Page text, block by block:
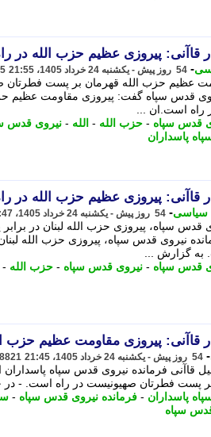
قاآنی: پیروزی عظیم حزب الله در
- 54 روز پیش - یکشنبه 24 خرداد 1405، 21:55
عظیم حزب الله قهرمان بر پست فطرتان
قدس سپاه گفت: پیروزی مقاومت عظیم
راه است.ان ...
قدس سپاه - حزب الله - الله - نیروی قدس
پاسداران
قاآنی: پیروزی عظیم حزب الله در
سیاسی- 54 روز پیش - یکشنبه 24 خرداد 1405، 21:47
قدس سپاه، پیروزی حزب الله لبنان در
نیروی قدس سپاه، پیروزی حزب الله
به گزارش ...
قدس سپاه - نیروی قدس سپاه - حزب الله -
قاآنی: پیروزی مقاومت عظیم
- 54 روز پیش - یکشنبه 24 خرداد 1405، 21:45
قاآنی فرمانده نیروی قدس سپاه
پست فطرتان صهیونیست در راه است. - در
پاسداران - فرمانده نیروی قدس سپاه -
سپاه